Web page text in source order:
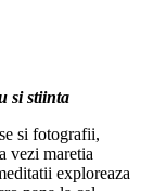
si stiinta
si fotografii,
vezi maretia
exploreaza